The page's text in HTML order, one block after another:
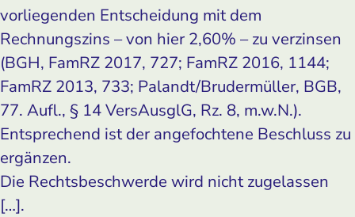
vorliegenden Entscheidung mit dem
Rechnungszins – von hier 2,60% – zu verzinsen
(BGH, FamRZ 2017, 727; FamRZ 2016, 1144;
FamRZ 2013, 733; Palandt/Brudermüller, BGB,
77. Aufl., § 14 VersAusglG, Rz. 8, m.w.N.).
Entsprechend ist der angefochtene Beschluss zu
ergänzen.
Die Rechtsbeschwerde wird nicht zugelassen
[…].